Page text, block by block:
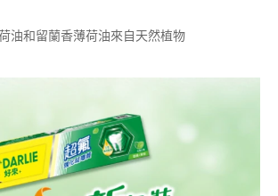
油和留蘭香薄荷油來自天然植物